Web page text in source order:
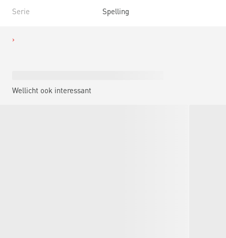
Serie Spelling
Wellicht ook interessant